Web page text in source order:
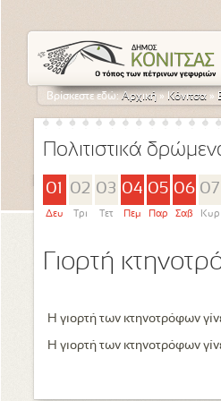
Βρίσκεστε εδώ:Αρχική » Κόνιτσα »
Πολιτιστικά
01
Δευ
02
Τρι
03
Τετ
04
Πεμ
05
Παρ
06
Σαβ
07
Κυρ
Γιορτή
Η γιορτή των κτηνοτρόφων
Η γιορτή των κτηνοτρόφων